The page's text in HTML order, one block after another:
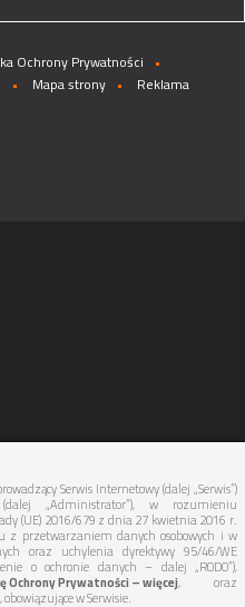
Ochrony Prywatności
Mapa strony Reklama
Serwis Internetowy (dalej „Serwis”)
„Administrator”), w rozumieniu
(UE) 2016/679 z dnia 27 kwietnia 2016 r.
z przetwarzaniem danych osobowych i w
oraz uchylenia dyrektywy 95/46/WE
o ochronie danych – dalej „RODO”),
Ochrony Prywatności – więcej, oraz
, obowiązujące w Serwisie.